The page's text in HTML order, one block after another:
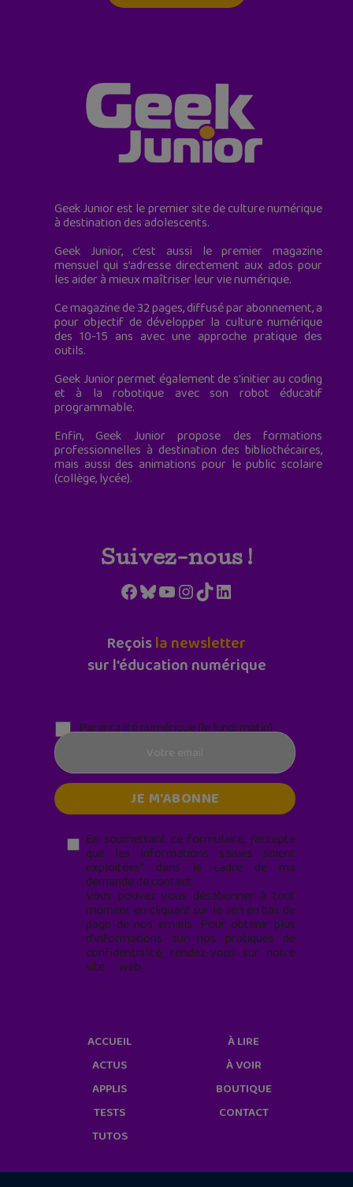
Geek Junior est le premier site de culture numérique
à destination des adolescents.
Geek Junior, c’est aussi le premier magazine
mensuel qui s’adresse directement aux ados pour
les aider à mieux maîtriser leur vie numérique.
Ce magazine de 32 pages, diffusé par abonnement, a
pour objectif de développer la culture numérique
des 10-15 ans avec une approche pratique des
outils.
Geek Junior permet également de s'initier au coding
et à la robotique avec son robot éducatif
programmable.
Enfin, Geek Junior propose des formations
professionnelles à destination des bibliothécaires,
mais aussi des animations pour le public scolaire
(collège, lycée).
Suivez-nous !
Facebook
Bluesky
YouTube
Instagram
TikTokLinkedIn
Reçoisla newsletter
sur l'éducation numérique
Parentalité numérique (le lundi matin)
En soumettant ce formulaire, j’accepte
que les informations saisies soient
exploitées* dans le cadre de ma
demande de contact.
Vous pouvez vous désabonner à tout
moment en cliquant sur le lien en bas de
page de nos emails. Pour obtenir plus
d'informations sur nos pratiques de
confidentialité, rendez-vous sur notre
site web
ACCUEIL
ACTUS
APPLIS
TESTS
TUTOS
À LIRE
À VOIR
BOUTIQUE
CONTACT